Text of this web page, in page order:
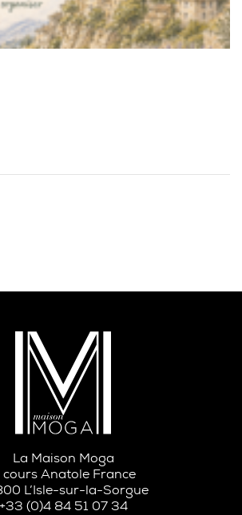
La Maison Moga
cours Anatole France
L’Isle-sur-la-Sorgue
+33 (0)4 84 51 07 34